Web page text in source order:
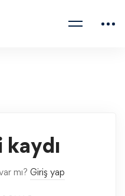
mı? Giriş yap